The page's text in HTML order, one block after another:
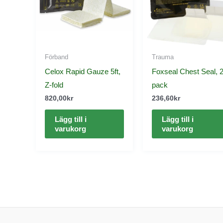
Förband
Celox Rapid Gauze 5ft,
Z-fold
820,00kr
Lägg till i
varukorg
Trauma
Foxseal Chest Seal,
pack
236,60kr
Lägg till i
varukorg